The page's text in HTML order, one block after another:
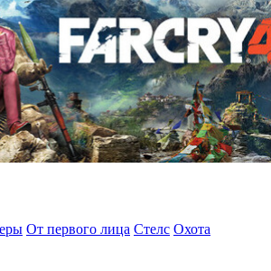
От первого лица Стелс Охота